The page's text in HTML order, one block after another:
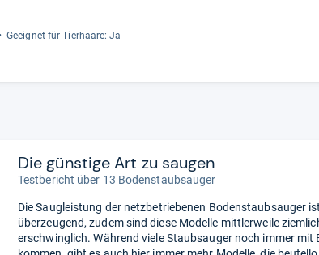
Geeig­net für Tier­haare: Ja
Die günstige Art zu saugen
Testbericht über 13 Bodenstaubsauger
Die Saugleistung der netzbetriebenen Bodenstaubsauger
überzeugend, zudem sind diese Modelle mittlerweile
erschwinglich. Während viele Staubsauger noch immer mit